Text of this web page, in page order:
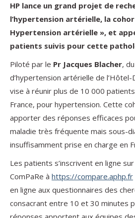
HP lance un grand projet de
l’hypertension artérielle, la
Hypertension artérielle », et
patients suivis pour cette
Piloté par le Pr Jacques Blacher,
d’hypertension artérielle de
vise à réunir plus de 10 000
France, pour hypertension. Cette
apporter des réponses efficaces
maladie très fréquente mais sous-
insuffisamment prise en charge en
Les patients s’inscrivent en ligne
ComPaRe à https://compare.aphp.fr
en ligne aux questionnaires des
consacrant entre 10 et 30 minutes